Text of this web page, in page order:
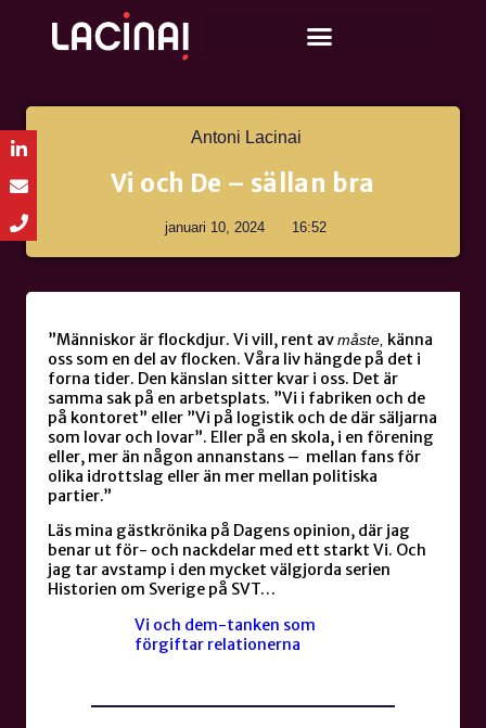
Antoni Lacinai
Vi och De – sällan bra
januari 10, 2024 16:52
”Människor är flockdjur. Vi vill, rent avmåste, känna
oss som en del av flocken. Våra liv hängde på det i
forna tider. Den känslan sitter kvar i oss. Det är
samma sak på en arbetsplats. ”Vi i fabriken och de
på kontoret” eller ”Vi på logistik och de där säljarna
som lovar och lovar”. Eller på en skola, i en förening
eller, mer än någon annanstans – mellan fans för
olika idrottslag eller än mer mellan politiska
partier.”
Läs mina gästkrönika på Dagens opinion, där jag
benar ut för- och nackdelar med ett starkt Vi. Och
jag tar avstamp i den mycket välgjorda serien
Historien om Sverige på SVT…
Vi och dem-tanken som
förgiftar relationerna